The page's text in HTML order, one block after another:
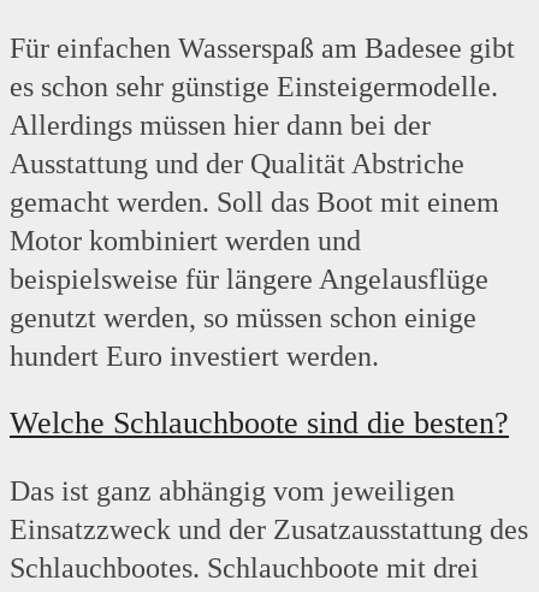
Für einfachen Wasserspaß am Badesee gibt
es schon sehr günstige Einsteigermodelle.
Allerdings müssen hier dann bei der
Ausstattung und der Qualität Abstriche
gemacht werden. Soll das Boot mit einem
Motor kombiniert werden und
beispielsweise für längere Angelausflüge
genutzt werden, so müssen schon einige
hundert Euro investiert werden.
Welche Schlauchboote sind die besten?
Das ist ganz abhängig vom jeweiligen
Einsatzzweck und der Zusatzausstattung des
Schlauchbootes. Schlauchboote mit drei